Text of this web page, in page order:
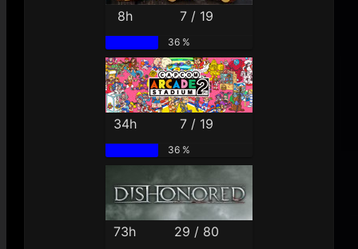
8h 7 / 19
36 %
34h 7 / 19
36 %
73h 29 / 80